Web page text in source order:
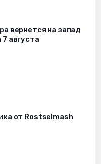
вернется на запад
7 августа
от Rostselmash